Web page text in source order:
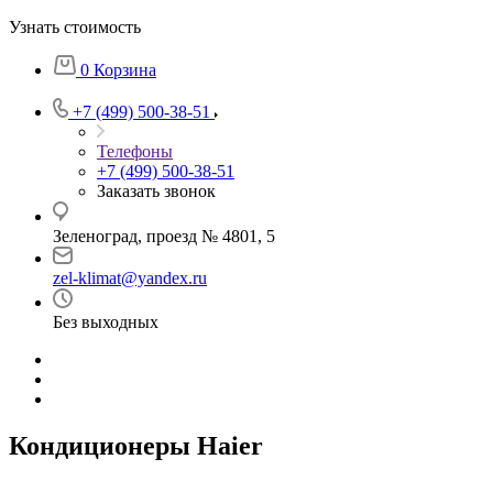
Узнать стоимость
0 Корзина
+7 (499) 500-38-51
Телефоны
+7 (499) 500-38-51
Заказать звонок
Зеленоград, проезд № 4801, 5
zel-klimat@yandex.ru
Без выходных
Кондиционеры Haier